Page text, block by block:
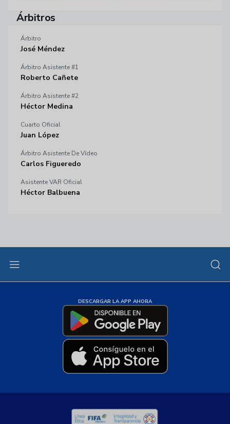
Árbitros
Árbitro
José Méndez
Árbitro Asistente #1
Roberto Cañete
Árbitro Asistente #2
Héctor Medina
Cuarto Oficial
Juan López
Árbitro Asistente De Vídeo
Carlos Figueredo
Asistente VAR Oficial
Héctor Balbuena
DESCARGAR LA APP AHORA